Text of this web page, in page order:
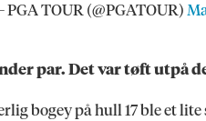
TOUR (@PGATOUR)
par. Det var tøft utpå
bogey på hull 17 ble et